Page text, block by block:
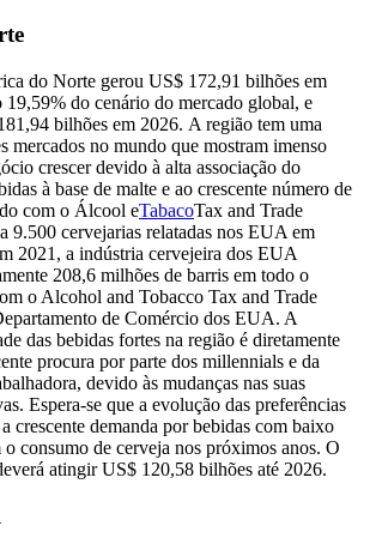
do Norte gerou US$ 172,91 bilhões em
19,59% do cenário do mercado global, e
bilhões em 2026. A região tem uma
mercados no mundo que mostram imenso
crescer devido à alta associação do
à base de malte e ao crescente número de
com o Álcool eTabacoTax and Trade
9.500 cervejarias relatadas nos EUA em
2021, a indústria cervejeira dos EUA
208,6 milhões de barris em todo o
o Alcohol and Tobacco Tax and Trade
de Comércio dos EUA. A
das bebidas fortes na região é diretamente
procura por parte dos millennials e da
devido às mudanças nas suas
Espera-se que a evolução das preferências
crescente demanda por bebidas com baixo
consumo de cerveja nos próximos anos. O
atingir US$ 120,58 bilhões até 2026.